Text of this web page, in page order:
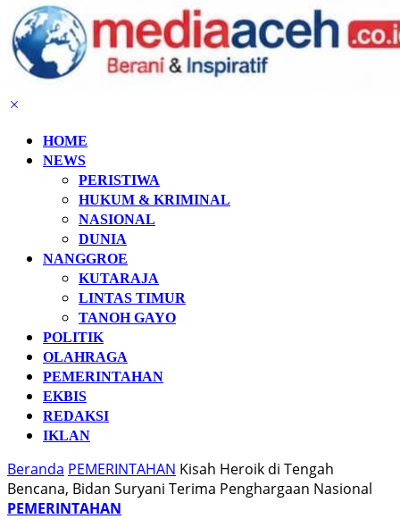
HOME
NEWS
PERISTIWA
HUKUM & KRIMINAL
NASIONAL
DUNIA
NANGGROE
KUTARAJA
LINTAS TIMUR
TANOH GAYO
POLITIK
OLAHRAGA
PEMERINTAHAN
EKBIS
REDAKSI
IKLAN
Beranda PEMERINTAHAN Kisah Heroik di Tengah
Bencana, Bidan Suryani Terima Penghargaan Nasional
PEMERINTAHAN